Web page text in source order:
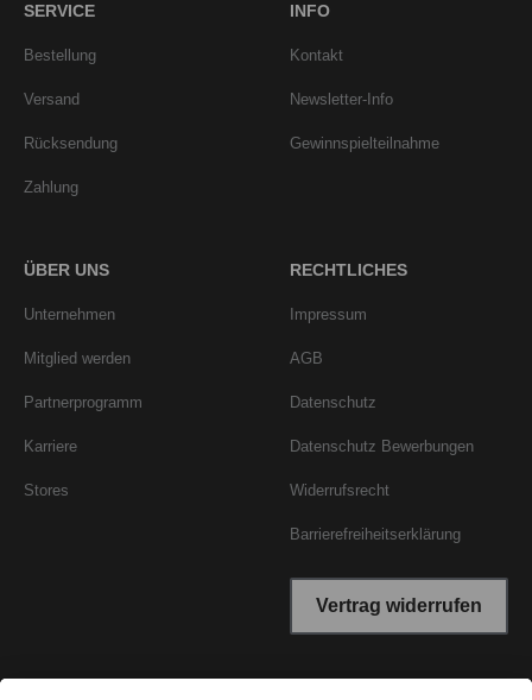
SERVICE
Bestellung
Versand
Rücksendung
Zahlung
INFO
Kontakt
Newsletter-Info
Gewinnspielteilnahme
ÜBER UNS
Unternehmen
Mitglied werden
Partnerprogramm
Karriere
Stores
RECHTLICHES
Impressum
AGB
Datenschutz
Datenschutz Bewerbungen
Widerrufsrecht
Barrierefreiheitserklärung
Vertrag widerrufen